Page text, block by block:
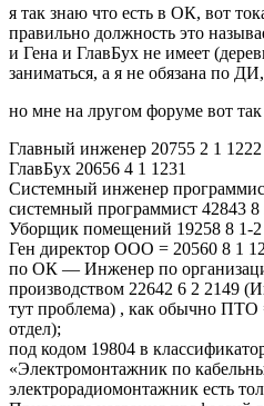
я так знаю что есть в ОК, вот
правильно должность это
и Гена и ГлавБух не имеет
заниматься, а я не обязана по
но мне на лругом форуме вот так
Главный инженер 20755 2 1 1222
ГлавБух 20656 4 1 1231
Системный инженер
системный программист 42843 8
Уборщик помещений 19258 8 1-2
Ген директор ООО = 20560 8 1
по ОК — Инженер по
производством 22642 6 2 2149
тут проблема) , как обычно ПТО
отдел);
под кодом 19804 в
«Электромонтажник по
электрорадиомонтажник есть